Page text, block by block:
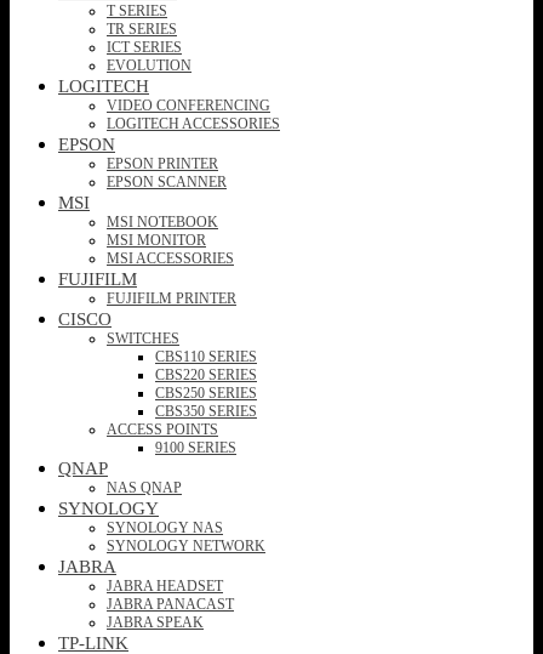
T SERIES
TR SERIES
ICT SERIES
EVOLUTION
LOGITECH
VIDEO CONFERENCING
LOGITECH ACCESSORIES
EPSON
EPSON PRINTER
EPSON SCANNER
MSI
MSI NOTEBOOK
MSI MONITOR
MSI ACCESSORIES
FUJIFILM
FUJIFILM PRINTER
CISCO
SWITCHES
CBS110 SERIES
CBS220 SERIES
CBS250 SERIES
CBS350 SERIES
ACCESS POINTS
9100 SERIES
QNAP
NAS QNAP
SYNOLOGY
SYNOLOGY NAS
SYNOLOGY NETWORK
JABRA
JABRA HEADSET
JABRA PANACAST
JABRA SPEAK
TP-LINK